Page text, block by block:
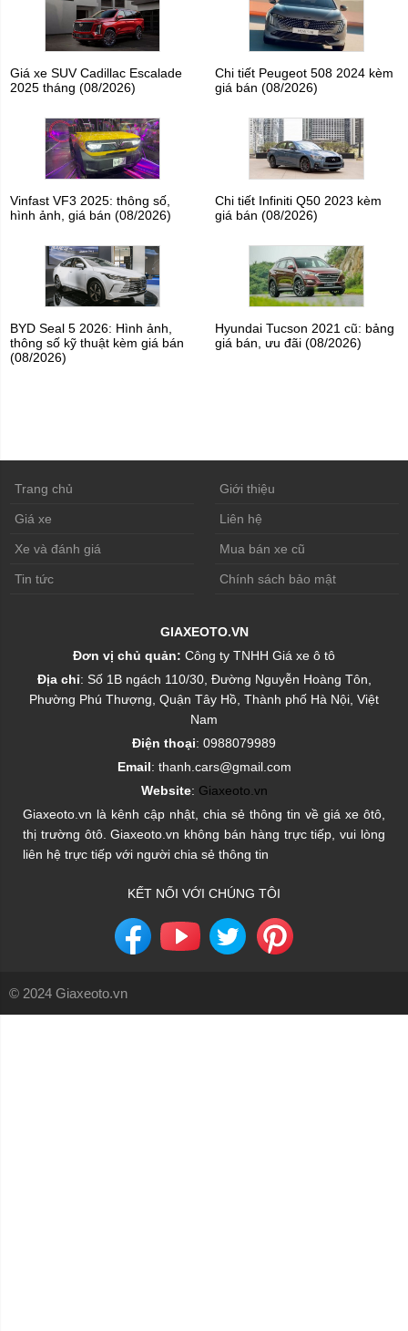
Giá xe SUV Cadillac Escalade
2025 tháng (08/2026)
Chi tiết Peugeot 508 2024 kèm
giá bán (08/2026)
Vinfast VF3 2025: thông số,
hình ảnh, giá bán (08/2026)
Chi tiết Infiniti Q50 2023 kèm
giá bán (08/2026)
BYD Seal 5 2026: Hình ảnh,
thông số kỹ thuật kèm giá bán
(08/2026)
Hyundai Tucson 2021 cũ: bảng
giá bán, ưu đãi (08/2026)
Trang chủ Giới thiệu
Giá xe Liên hệ
Xe và đánh giá Mua bán xe cũ
Tin tức Chính sách bảo mật
GIAXEOTO.VN
Đơn vị chủ quản: Công ty TNHH Giá xe ô tô
Địa chỉ: Số 1B ngách 110/30, Đường Nguyễn Hoàng Tôn,
Phường Phú Thượng, Quận Tây Hồ, Thành phố Hà Nội, Việt
Nam
Điện thoại: 0988079989
Email: thanh.cars@gmail.com
Website: Giaxeoto.vn
Giaxeoto.vn là kênh cập nhật, chia sẻ thông tin về giá xe ôtô,
thị trường ôtô. Giaxeoto.vn không bán hàng trực tiếp, vui lòng
liên hệ trực tiếp với người chia sẻ thông tin
KẾT NỐI VỚI CHÚNG TÔI
© 2024 Giaxeoto.vn